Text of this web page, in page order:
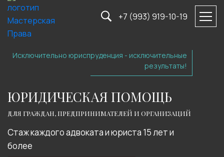
Исключительно юриспруденция - исключительные
результаты!
ЮРИДИЧЕСКАЯ ПОМОЩЬ
ДЛЯ ГРАЖДАН, ПРЕДПРИНИМАТЕЛЕЙ И ОРГАНИЗАЦИЙ
Стаж каждого адвоката и юриста 15 лет и
более
+7 (993) 919-10-19